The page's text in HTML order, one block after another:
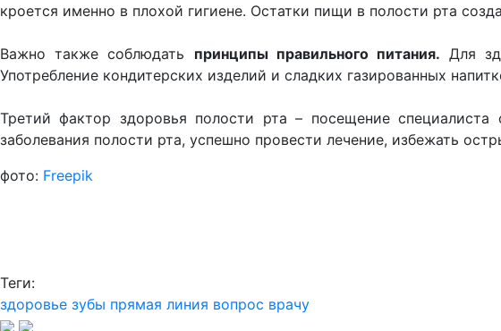
кроется именно в плохой гигиене. Остатки пищи в полости рта
Важно также соблюдать принципы правильного питания. Для
Употребление кондитерских изделий и сладких газированных
Третий фактор здоровья полости рта – посещение специалиста
заболевания полости рта, успешно провести лечение, избежать
фото: Freepik
Теги:
здоровье зубы прямая линия вопрос врачу